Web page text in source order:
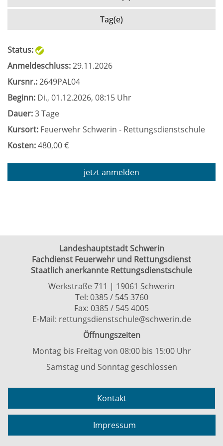
Tag(e)
Status:
Anmeldeschluss:29.11.2026
Kursnr.:2649PAL04
Beginn: Di., 01.12.2026, 08:15 Uhr
Dauer:3 Tage
Kursort: Feuerwehr Schwerin - Rettungsdienstschule
Kosten:480,00 €
jetzt anmelden
Landeshauptstadt Schwerin
Fachdienst Feuerwehr und Rettungsdienst
Staatlich anerkannte Rettungsdienstschule
Werkstraße 711 | 19061 Schwerin
Tel: 0385 / 545 3760
Fax: 0385 / 545 4005
E-Mail: rettungsdienstschule@schwerin.de
Öffnungszeiten
Montag bis Freitag von 08:00 bis 15:00 Uhr
Samstag und Sonntag geschlossen
Kontakt
Impressum